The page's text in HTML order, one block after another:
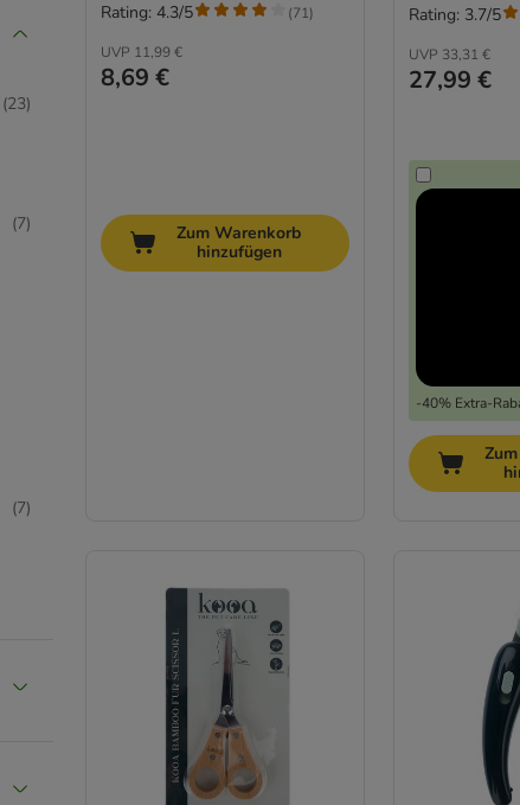
(23)
(7)
(7)
UVP 11,99 €
8,69 €
Rating: 4.3/5 (71)
Zum Warenkorb
hinzufügen
UVP 33,31 €
27,99 €
-40% Extra-
Rating: 3.7/5